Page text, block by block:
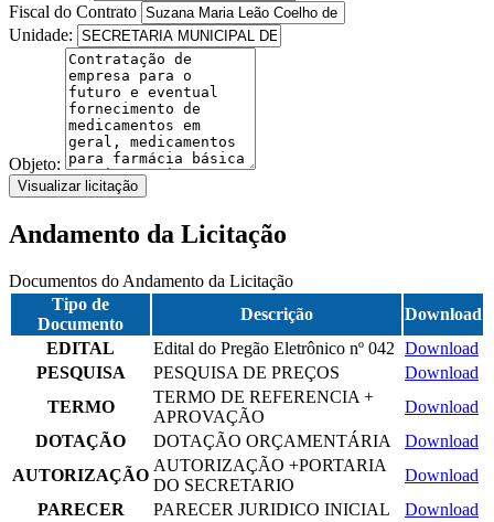
Fiscal do Contrato
Unidade:
Objeto:
Visualizar licitação
Andamento da Licitação
Documentos do Andamento da Licitação
Tipo de
Documento
Descrição
Download
EDITAL
Edital do Pregão Eletrônico nº 042 Download
PESQUISA
PESQUISA DE PREÇOS
Download
TERMO
TERMO DE REFERENCIA +
APROVAÇÃO
Download
DOTAÇÃO
DOTAÇÃO ORÇAMENTÁRIA
Download
AUTORIZAÇÃO
AUTORIZAÇÃO +PORTARIA
DO SECRETARIO
Download
PARECER
PARECER JURIDICO INICIAL
Download